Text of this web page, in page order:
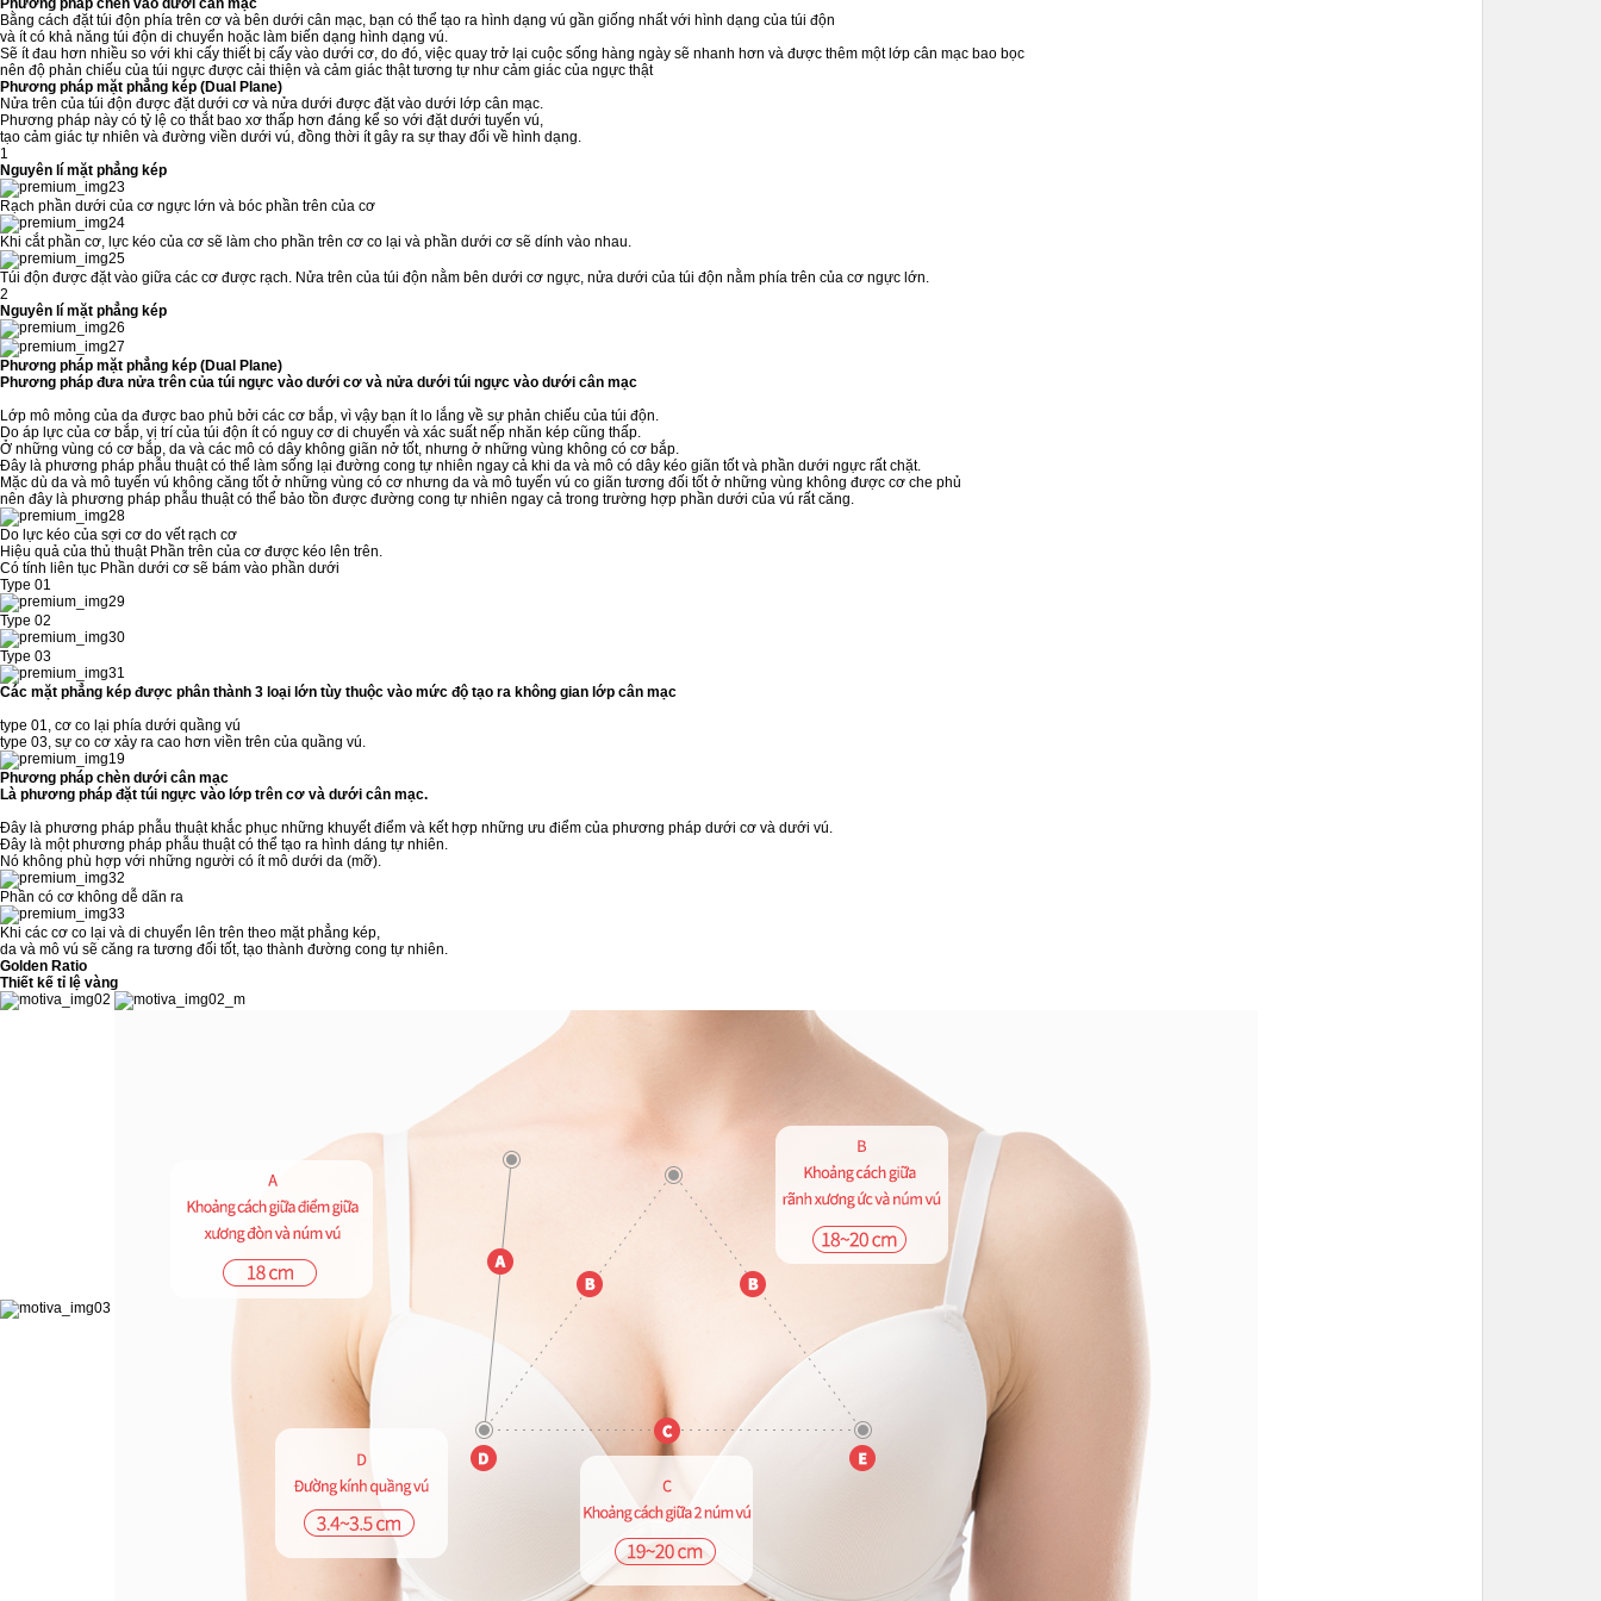
Phương pháp chèn vào dưới cân mạc
Bằng cách đặt túi độn phía trên cơ và bên dưới cân mạc, bạn có thể tạo ra hình dạng vú gần giống nhất với hình dạng của túi độn
và ít có khả năng túi độn di chuyển hoặc làm biến dạng hình dạng vú.
Sẽ ít đau hơn nhiều so với khi cấy thiết bị cấy vào dưới cơ, do đó, việc quay trở lại cuộc sống hàng ngày sẽ nhanh hơn và được thêm một lớp cân mạc bao bọc
nên độ phản chiếu của túi ngực được cải thiện và cảm giác thật tương tự như cảm giác của ngực thật
Phương pháp mặt phẳng kép (Dual Plane)
Nửa trên của túi độn được đặt dưới cơ và nửa dưới được đặt vào dưới lớp cân mạc.
Phương pháp này có tỷ lệ co thắt bao xơ thấp hơn đáng kể so với đặt dưới tuyến vú,
tạo cảm giác tự nhiên và đường viền dưới vú, đồng thời ít gây ra sự thay đổi về hình dạng.
1
Nguyên lí mặt phẳng kép
Rạch phần dưới của cơ ngực lớn và bóc phần trên của cơ
Khi cắt phần cơ, lực kéo của cơ sẽ làm cho phần trên cơ co lại và phần dưới cơ sẽ dính vào nhau.
Túi độn được đặt vào giữa các cơ được rạch. Nửa trên của túi độn nằm bên dưới cơ ngực, nửa dưới của túi độn nằm phía trên của cơ ngực lớn.
2
Nguyên lí mặt phẳng kép
Phương pháp mặt phẳng kép (Dual Plane)
Phương pháp đưa nửa trên của túi ngực vào dưới cơ và nửa dưới túi ngực vào dưới cân mạc
Lớp mô mỏng của da được bao phủ bởi các cơ bắp, vì vậy bạn ít lo lắng về sự phản chiếu của túi độn.
Do áp lực của cơ bắp, vị trí của túi độn ít có nguy cơ di chuyển và xác suất nếp nhăn kép cũng thấp.
Ở những vùng có cơ bắp, da và các mô có dây không giãn nở tốt, nhưng ở những vùng không có cơ bắp.
Đây là phương pháp phẫu thuật có thể làm sống lại đường cong tự nhiên ngay cả khi da và mô có dây kéo giãn tốt và phần dưới ngực rất chặt.
Mặc dù da và mô tuyến vú không căng tốt ở những vùng có cơ nhưng da và mô tuyến vú co giãn tương đối tốt ở những vùng không được cơ che phủ
nên đây là phương pháp phẫu thuật có thể bảo tồn được đường cong tự nhiên ngay cả trong trường hợp phần dưới của vú rất căng.
Do lực kéo của sợi cơ do vết rạch cơ
Hiệu quả của thủ thuậtPhần trên của cơ được kéo lên trên.
Có tính liên tục Phần dưới cơ sẽ bám vào phần dưới
Type 01
Type 02
Type 03
Các mặt phẳng kép được phân thành 3 loại lớn tùy thuộc vào mức độ tạo ra không gian lớp cân mạc
type 01, cơ co lại phía dưới quầng vú
type 03, sự co cơ xảy ra cao hơn viền trên của quầng vú.
Phương pháp chèn dưới cân mạc
Là phương pháp đặt túi ngực vào lớp trên cơ và dưới cân mạc.
Đây là phương pháp phẫu thuật khắc phục những khuyết điểm và kết hợp những ưu điểm của phương pháp dưới cơ và dưới vú.
Đây là một phương pháp phẫu thuật có thể tạo ra hình dáng tự nhiên.
Nó không phù hợp với những người có ít mô dưới da (mỡ).
Phần có cơ không dễ dãn ra
Khi các cơ co lại và di chuyển lên trên theo mặt phẳng kép,
da và mô vú sẽ căng ra tương đối tốt, tạo thành đường cong tự nhiên.
Golden Ratio
Thiết kế tỉ lệ vàng